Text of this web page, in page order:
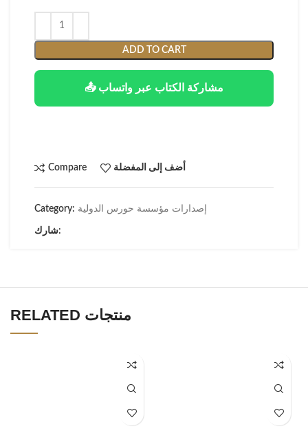
ADD TO CART
📤 مشاركة الكتاب عبر واتساب
Compare أضف إلى المفضلة
Category: إصدارات مؤسسة حورس الدولية
شارك:
RELATED منتجات